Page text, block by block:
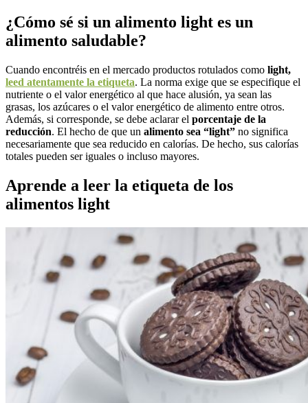
¿Cómo sé si un alimento light es un
alimento saludable?
Cuando encontréis en el mercado productos rotulados como light,
leed atentamente la etiqueta. La norma exige que se especifique el
nutriente o el valor energético al que hace alusión, ya sean las
grasas, los azúcares o el valor energético de alimento entre otros.
Además, si corresponde, se debe aclarar el porcentaje de la
reducción. El hecho de que un alimento sea “light” no significa
necesariamente que sea reducido en calorías. De hecho, sus calorías
totales pueden ser iguales o incluso mayores.
Aprende a leer la etiqueta de los
alimentos light